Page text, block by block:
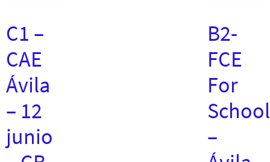
C1 –
CAE
Ávila
– 12
junio
B2-
FCE
For
–